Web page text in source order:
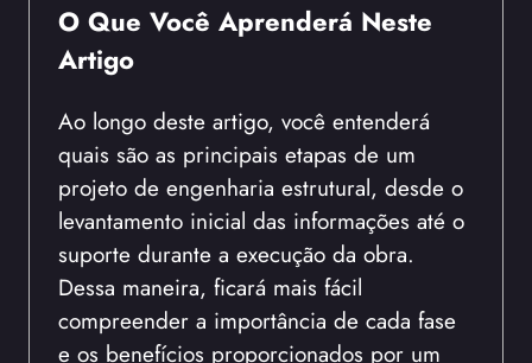
O Que Você Aprenderá Neste
Artigo
Ao longo deste artigo, você entenderá
quais são as principais etapas de um
projeto de engenharia estrutural, desde o
levantamento inicial das informações até o
suporte durante a execução da obra.
Dessa maneira, ficará mais fácil
compreender a importância de cada fase
e os benefícios proporcionados por um